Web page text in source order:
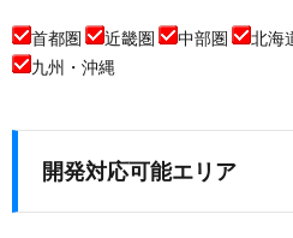
首都圏 近畿圏 中部圏 北海
九州・沖縄
開発対応可能エリア